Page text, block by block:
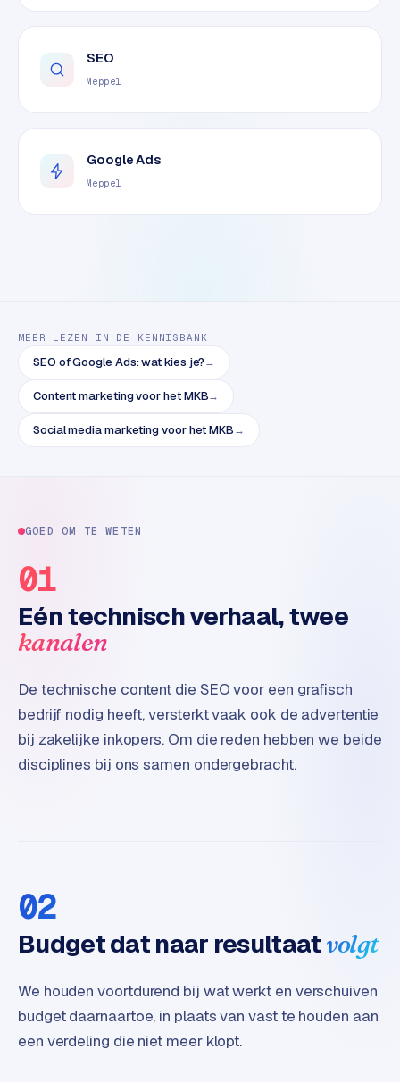
o
m
k
t
a
F
i
e
i
k
e
l
W
o
n
n
i
e
u
r
n
d
u
SEO
Meppel
Google Ads
Meppel
MEER LEZEN IN DE KENNISBANK
SEO of Google Ads: wat kies je?→
Content marketing voor het MKB→
Social media marketing voor het MKB→
GOED OM TE WETEN
01
Eén technisch verhaal, twee
kanalen
De technische content die SEO voor een grafisch
bedrijf nodig heeft, versterkt vaak ook de advertentie
bij zakelijke inkopers. Om die reden hebben we beide
disciplines bij ons samen ondergebracht.
02
Budget dat naar resultaat volgt
We houden voortdurend bij wat werkt en verschuiven
budget daarnaartoe, in plaats van vast te houden aan
een verdeling die niet meer klopt.